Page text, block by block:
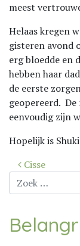
meest
Helaas kregen
gisteren avond
erg bloedde en
hebben haar
de eerste
geopereerd.
eenvoudig zijn
Hopelijk is
Bericht
navigatie
Cisse
Zoek
naar: